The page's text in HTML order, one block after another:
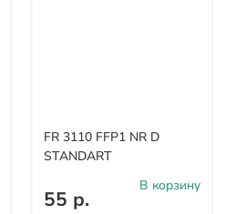
FR 3110 FFP1 NR D
STANDART
55 р.
В корзину